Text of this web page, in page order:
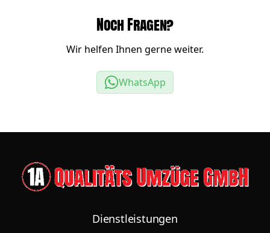
Noch Fragen?
Wir helfen Ihnen gerne weiter.
WhatsApp
Dienstleistungen